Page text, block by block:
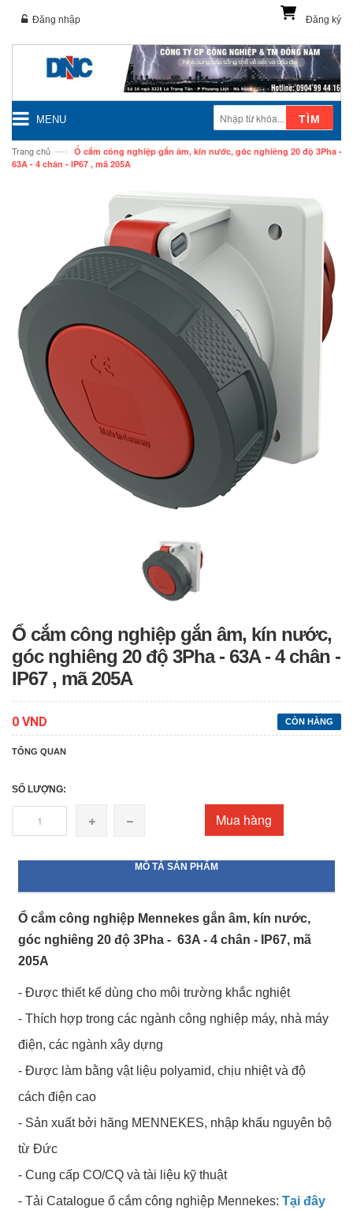
Đăng ký
Đăng nhập
MENU TÌM
Trang chủ —› Ổ cắm công nghiệp gắn âm, kín nước, góc nghiêng 20 độ 3Pha -
63A - 4 chân - IP67 , mã 205A
Ổ cắm công nghiệp gắn âm, kín nước,
góc nghiêng 20 độ 3Pha - 63A - 4 chân -
IP67 , mã 205A
CÒN HÀNG
0 VND
TỔNG QUAN
SỐ LƯỢNG:
Mua hàng
MÔ TẢ SẢN PHẨM
Ổ cắm công nghiệp Mennekes gắn âm, kín nước,
góc nghiêng 20 độ 3Pha - 63A - 4 chân - IP67, mã
205A
- Được thiết kế dùng cho môi trường khắc nghiệt
- Thích hợp trong các ngành công nghiệp máy, nhà máy
điện, các ngành xây dựng
- Được làm bằng vật liệu polyamid, chịu nhiệt và độ
cách điện cao
- Sản xuất bởi hãng MENNEKES, nhập khẩu nguyên bộ
từ Đức
- Cung cấp CO/CQ và tài liệu kỹ thuật
- Tải Catalogue ổ cắm công nghiệp Mennekes: Tại đây